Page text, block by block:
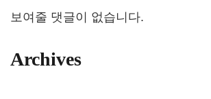
보여줄 댓글이 없습니다.
Archives